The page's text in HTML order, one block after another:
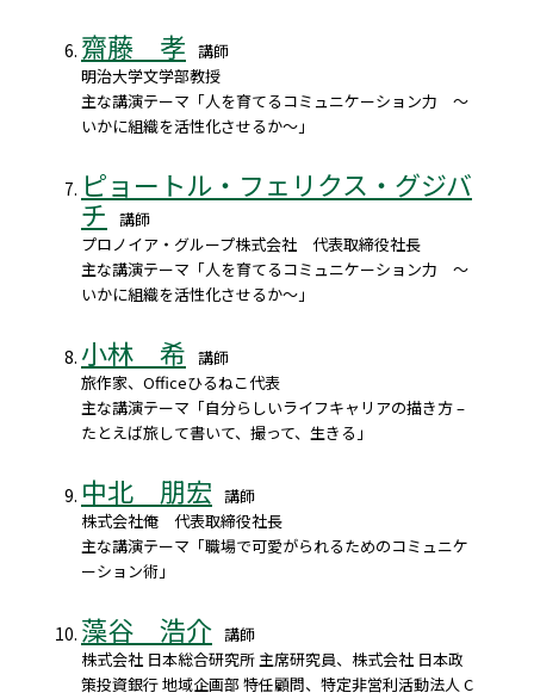
齋藤 孝 講師
明治大学文学部教授
主な講演テーマ「人を育てるコミュニケーション力 ～
いかに組織を活性化させるか～」
ピョートル・フェリクス・グジバ
チ 講師
プロノイア・グループ株式会社 代表取締役社長
主な講演テーマ「人を育てるコミュニケーション力 ～
いかに組織を活性化させるか～」
小林 希 講師
旅作家、Officeひるねこ代表
主な講演テーマ「自分らしいライフキャリアの描き方 –
たとえば旅して書いて、撮って、生きる」
中北 朋宏 講師
株式会社俺 代表取締役社長
主な講演テーマ「職場で可愛がられるためのコミュニケ
ーション術」
藻谷 浩介 講師
株式会社 日本総合研究所 主席研究員、株式会社 日本政
策投資銀行 地域企画部 特任顧問、特定非営利活動法人 C